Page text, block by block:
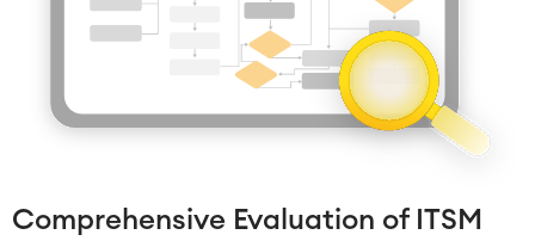
Comprehensive Evaluation of ITSM